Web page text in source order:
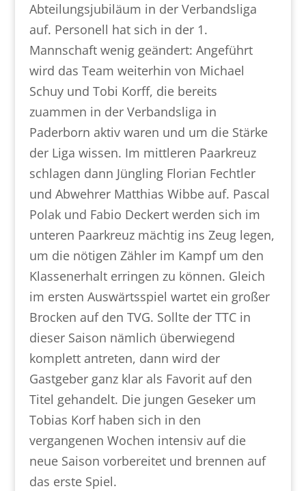
Abteilungsjubiläum in der Verbandsliga
auf. Personell hat sich in der 1.
Mannschaft wenig geändert: Angeführt
wird das Team weiterhin von Michael
Schuy und Tobi Korff, die bereits
zuammen in der Verbandsliga in
Paderborn aktiv waren und um die Stärke
der Liga wissen. Im mittleren Paarkreuz
schlagen dann Jüngling Florian Fechtler
und Abwehrer Matthias Wibbe auf. Pascal
Polak und Fabio Deckert werden sich im
unteren Paarkreuz mächtig ins Zeug legen,
um die nötigen Zähler im Kampf um den
Klassenerhalt erringen zu können. Gleich
im ersten Auswärtsspiel wartet ein großer
Brocken auf den TVG. Sollte der TTC in
dieser Saison nämlich überwiegend
komplett antreten, dann wird der
Gastgeber ganz klar als Favorit auf den
Titel gehandelt. Die jungen Geseker um
Tobias Korf haben sich in den
vergangenen Wochen intensiv auf die
neue Saison vorbereitet und brennen auf
das erste Spiel.